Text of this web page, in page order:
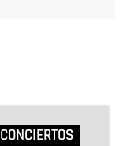
CONCIERTOS